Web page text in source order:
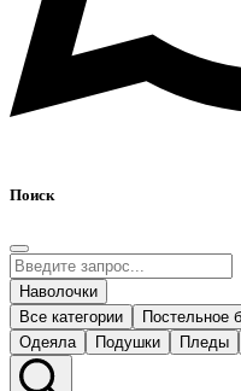
Поиск
Наволочки
Все категории
Постельное
Одеяла
Подушки Пледы